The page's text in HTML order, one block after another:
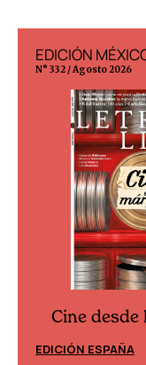
EDICIÓN
N° 332 / Agosto 2026
Cine desde
EDICIÓN ESPAÑA